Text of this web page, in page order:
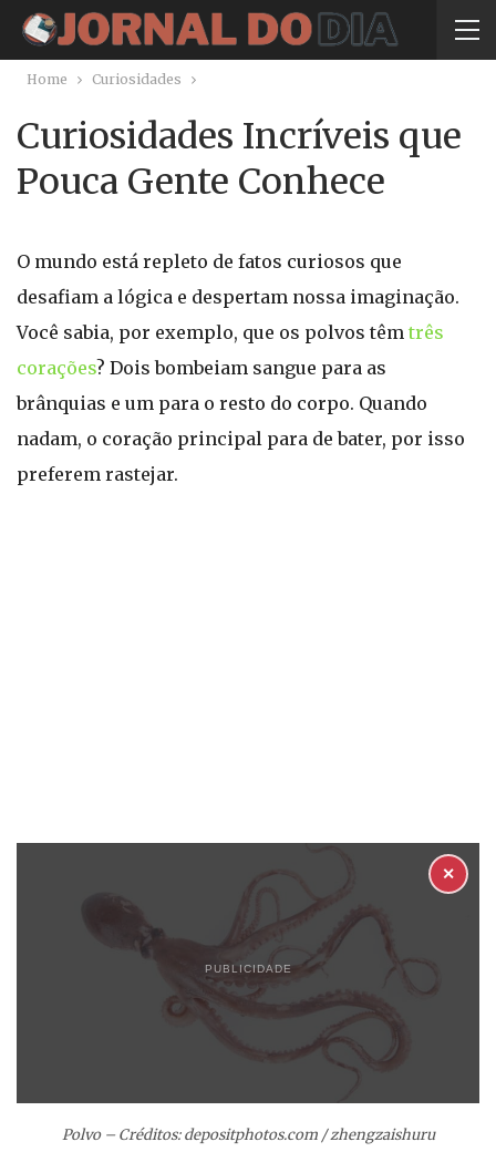
Home Curiosidades
Curiosidades Incríveis que
Pouca Gente Conhece
O mundo está repleto de fatos curiosos que
desafiam a lógica e despertam nossa imaginação.
Você sabia, por exemplo, que os polvos têm três
corações? Dois bombeiam sangue para as
brânquias e um para o resto do corpo. Quando
nadam, o coração principal para de bater, por isso
preferem rastejar.
PUBLICIDADE
✕
Polvo – Créditos: depositphotos.com / zhengzaishuru